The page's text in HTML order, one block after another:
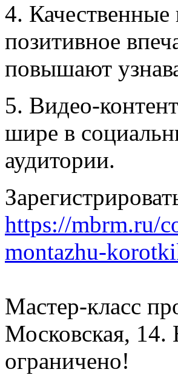
4.
позитивное
повышают
5. Видео-
шире в
аудитории.
https://mbrm.ru/
montazhu-
Мастер-класс
Московская, 14.
ограничено!